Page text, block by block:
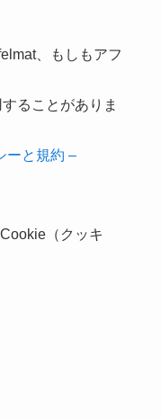
、もしもアフ
ることがありま
ーと規約 –
（クッキ